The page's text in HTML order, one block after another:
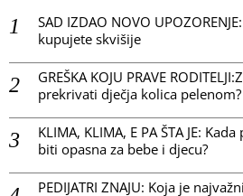
SAD IZDAO NOVO
kupujete skvišije
GREŠKA KOJU PRAVE
prekrivati dječja kolica pelenom?
KLIMA, KLIMA, E PA ŠTA JE:
biti opasna za bebe i djecu?
PEDIJATRI ZNAJU: Koja je